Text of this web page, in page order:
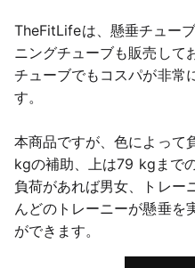
TheFitLifeは、懸垂チュー
ニングチューブも販売して
チューブでもコスパが非常
す。
本商品ですが、色によって
kgの補助、上は79 kgまで
負荷があれば男女、トレー
んどのトレーニーが懸垂を
ができます。